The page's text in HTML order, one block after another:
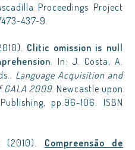
Proceedings Project
437-9.
Clitic omission is null
. In: J. Costa, A.
Language Acquisition and
GALA 2009. Newcastle upon
pp.96-106. ISBN
(2010). Compreensão de